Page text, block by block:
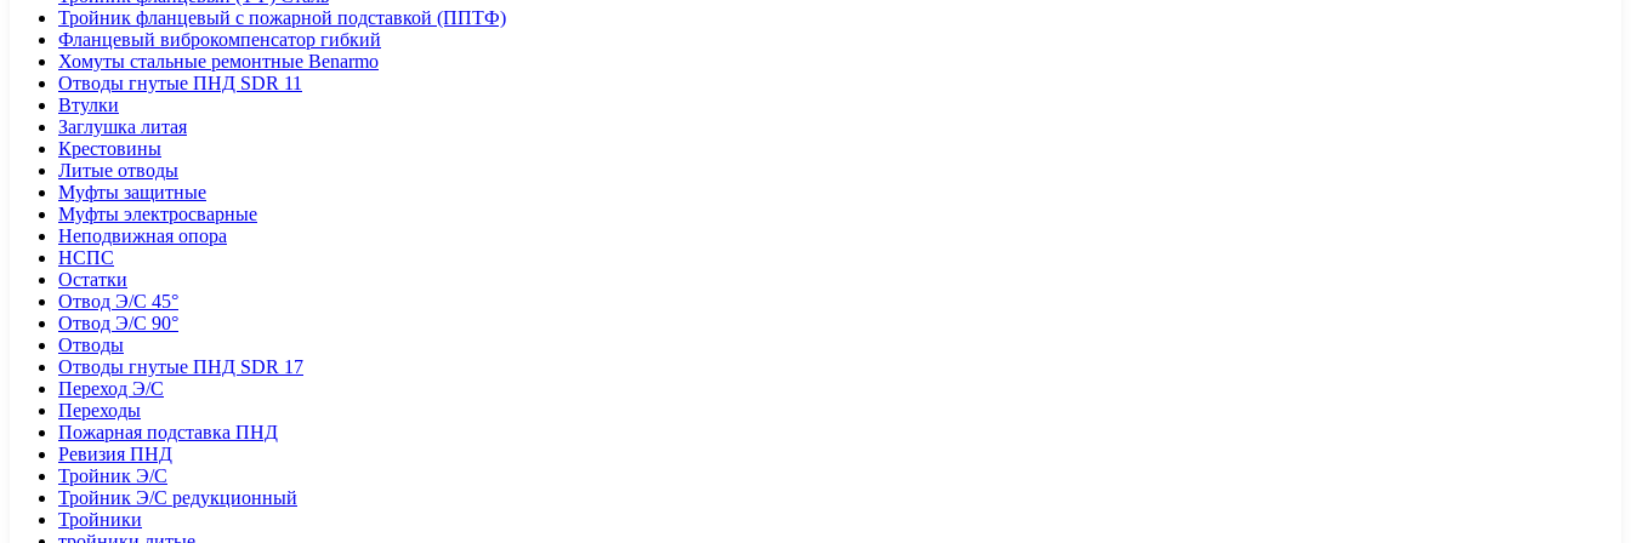
Тройник фланцевый с пожарной подставкой (ППТФ)
Фланцевый виброкомпенсатор гибкий
Хомуты стальные ремонтные Benarmo
Отводы гнутые ПНД SDR 11
Втулки
Заглушка литая
Крестовины
Литые отводы
Муфты защитные
Муфты электросварные
Неподвижная опора
НСПС
Остатки
Отвод Э/С 45°
Отвод Э/С 90°
Отводы
Отводы гнутые ПНД SDR 17
Переход Э/С
Переходы
Пожарная подставка ПНД
Ревизия ПНД
Тройник Э/С
Тройник Э/С редукционный
Тройники